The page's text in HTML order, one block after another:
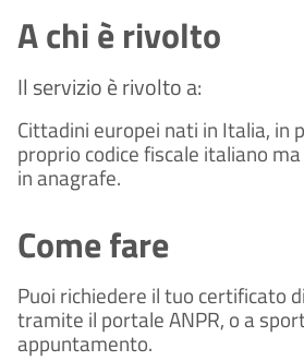
A chi è rivolto
Il servizio è rivolto a:
Cittadini europei nati in Italia, in
proprio codice fiscale italiano
in anagrafe.
Come fare
Puoi richiedere il tuo certificato
tramite il portale ANPR, o a
appuntamento.